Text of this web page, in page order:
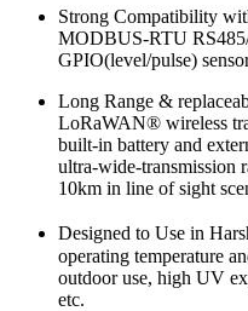
Strong Compatibility
MODBUS-RTU
GPIO(level/pulse)
Long Range &
LoRaWAN® wireless
built-in battery and
ultra-wide-transmission
10km in line of sight
Designed to Use in
operating temperature
outdoor use, high UV
etc.